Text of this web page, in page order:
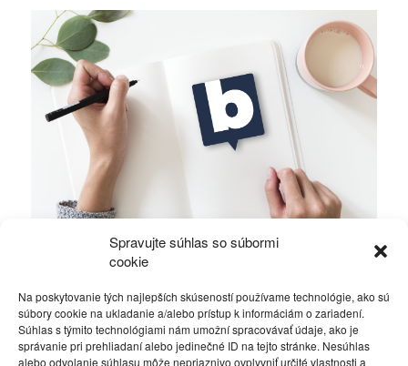
Spravujte súhlas so súbormi
cookie
Na poskytovanie tých najlepších skúseností používame technológie, ako sú
súbory cookie na ukladanie a/alebo prístup k informáciám o zariadení.
Súhlas s týmito technológiami nám umožní spracovávať údaje, ako je
správanie pri prehliadaní alebo jedinečné ID na tejto stránke. Nesúhlas
alebo odvolanie súhlasu môže nepriaznivo ovplyvniť určité vlastnosti a
Ficova vláda a médiá…
Politika 4. decembra 2023